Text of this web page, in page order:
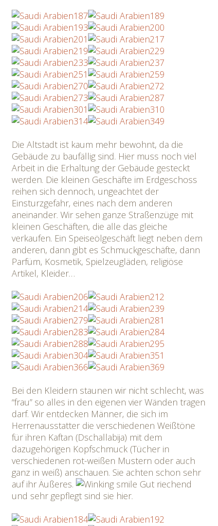
Die Altstadt ist kaum mehr bewohnt, da die
Gebäude zu baufällig sind. Hier muss noch viel
Arbeit in die Erhaltung der Gebäude gesteckt
werden. Die kleinen Geschäfte im Erdgeschoss
reihen sich dennoch, ungeachtet der
Einsturzgefahr, eines nach dem anderen
aneinander. Wir sehen ganze Straßenzüge mit
kleinen Geschäften, die alle das gleiche
verkaufen. Ein Speiseölgeschäft liegt neben dem
anderen, dann gibt es Schmuckgeschäfte, dann
Parfüm, Kosmetik, Spielzeugläden, religiöse
Artikel, Kleider…
Bei den Kleidern staunen wir nicht schlecht, was
“frau” so alles in den eigenen vier Wänden tragen
darf. Wir entdecken Männer, die sich im
Herrenausstatter die verschiedenen Weißtöne
für ihren Kaftan (Dschallabija) mit dem
dazugehörigen Kopfschmuck (Tücher in
verschiedenen rot-weißen Mustern oder auch
ganz in weiß) anschauen. Sie achten schon sehr
auf ihr Äußeres.
Gut riechend
und sehr gepflegt sind sie hier.